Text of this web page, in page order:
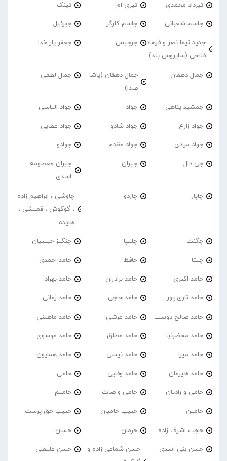
تیرداد محمدی تیری ام تینک
جاسم شعبانی جاسم کارگر جبرئیل
جدید نیما نصر و فرهاد
فلاحی (سایروس بند)
جرجیس جعفر یار خدا
جمال دهقان
جمال دهقان (پاشا
صدا)
جمال لطفی
جمشید پناهی جواد جواد الیاسی
جواد زارع جواد شادو جواد عطایی
جواد مرادی جواد مقدم جوادو
جی دال جیران
جیران معصومه
اسدی
چاپار چاردو
چاوشی ، ابراهیم زاده
، گوگوش ، قمیشی ،
هایده
چگنت چلیپا چنگیز حبیبیان
چیتا حافظ حامد احمدی
حامد اکبری حامد برادران حامد بهراد
حامد تاری پور حامد حاجی حامد زمانی
حامد صالح دوست حامد عرشی حامد ماهینی
حامد محضرنیا حامد مطلق حامد موسوی
حامد میرا حامد نیسی حامد همایون
حامد هیرمان حامد وفایی حامی
حامی و رادیان حامی و صات حامیم
حامین حبیب حامیان حبیب حق پرست
حجت اشرف زاده حرمان حسان
حسن بنی اسدی
حسن شماعی زاده و
حسن علیقلی